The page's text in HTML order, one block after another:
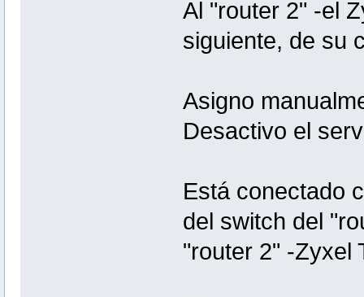
Al "router 2" -el
siguiente, de su
Asigno
Desactivo el
Está conectado
del switch del
"router 2" -Zyxel